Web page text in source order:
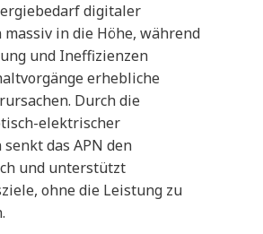
digitaler
in die Höhe, während
und Ineffizienzen
erhebliche
Durch die
elektrischer
das APN den
und unterstützt
ohne die Leistung zu